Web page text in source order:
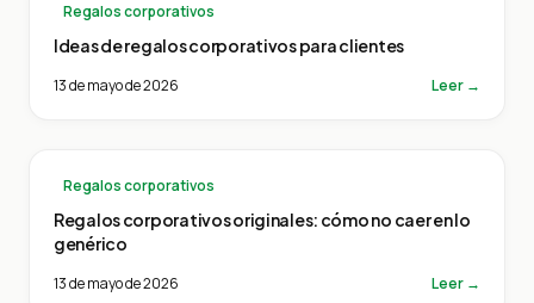
Regalos corporativos
Ideas de regalos corporativos para clientes
13 de mayo de 2026 Leer →
Regalos corporativos
Regalos corporativos originales: cómo no caer en lo
genérico
13 de mayo de 2026 Leer →